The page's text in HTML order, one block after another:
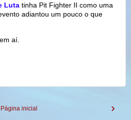
Luta tinha Pit Fighter II como uma
adiantou um pouco o que
aí.
›
Página inicial